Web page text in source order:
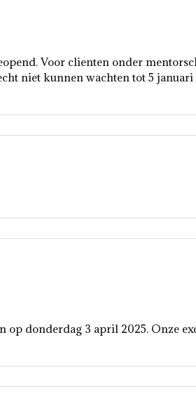
Voor clienten onder
niet kunnen wachten tot 5
donderdag 3 april 2025. Onze